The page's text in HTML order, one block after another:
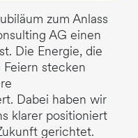
zum Anlass
AG einen
Die Energie, die
stecken
Dabei haben wir
klarer positioniert
gerichtet.